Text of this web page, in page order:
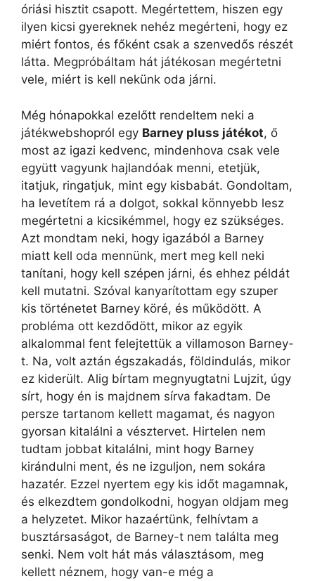
óriási hisztit csapott. Megértettem, hiszen egy
ilyen kicsi gyereknek nehéz megérteni, hogy ez
miért fontos, és főként csak a szenvedős részét
látta. Megpróbáltam hát játékosan megértetni
vele, miért is kell nekünk oda járni.
Még hónapokkal ezelőtt rendeltem neki a
játékwebshopról egy Barney pluss játékot, ő
most az igazi kedvenc, mindenhova csak vele
együtt vagyunk hajlandóak menni, etetjük,
itatjuk, ringatjuk, mint egy kisbabát. Gondoltam,
ha levetítem rá a dolgot, sokkal könnyebb lesz
megértetni a kicsikémmel, hogy ez szükséges.
Azt mondtam neki, hogy igazából a Barney
miatt kell oda mennünk, mert meg kell neki
tanítani, hogy kell szépen járni, és ehhez példát
kell mutatni. Szóval kanyarítottam egy szuper
kis történetet Barney köré, és működött. A
probléma ott kezdődött, mikor az egyik
alkalommal fent felejtettük a villamoson Barney-
t. Na, volt aztán égszakadás, földindulás, mikor
ez kiderült. Alig bírtam megnyugtatni Lujzit, úgy
sírt, hogy én is majdnem sírva fakadtam. De
persze tartanom kellett magamat, és nagyon
gyorsan kitalálni a vésztervet. Hirtelen nem
tudtam jobbat kitalálni, mint hogy Barney
kirándulni ment, és ne izguljon, nem sokára
hazatér. Ezzel nyertem egy kis időt magamnak,
és elkezdtem gondolkodni, hogyan oldjam meg
a helyzetet. Mikor hazaértünk, felhívtam a
busztársaságot, de Barney-t nem találta meg
senki. Nem volt hát más választásom, meg
kellett néznem, hogy van-e még a